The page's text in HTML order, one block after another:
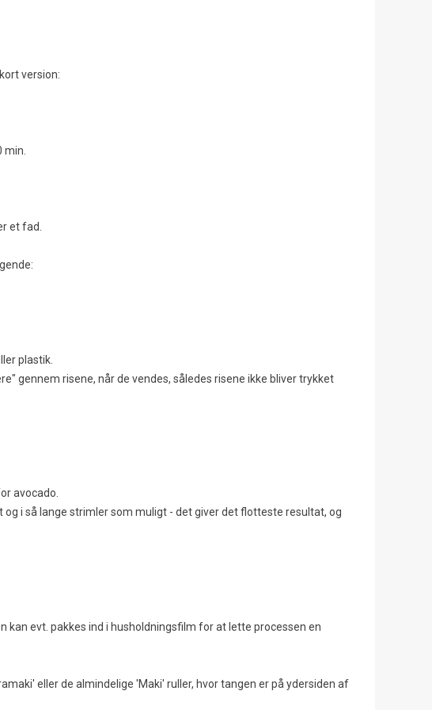
version:
min.
et fad.
plastik.
gennem risene, når de vendes, således risene ikke bliver trykket
avocado.
i så lange strimler som muligt - det giver det flotteste resultat, og
evt. pakkes ind i husholdningsfilm for at lette processen en
eller de almindelige 'Maki' ruller, hvor tangen er på ydersiden af